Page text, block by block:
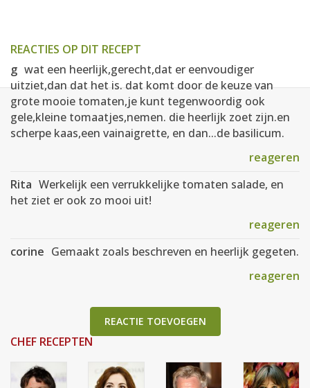
REACTIES OP DIT RECEPT
g wat een heerlijk,gerecht,dat er eenvoudiger
uitziet,dan dat het is. dat komt door de keuze van
grote mooie tomaten,je kunt tegenwoordig ook
gele,kleine tomaatjes,nemen. die heerlijk zoet zijn.en
scherpe kaas,een vainaigrette, en dan...de basilicum.
reageren
Rita Werkelijk een verrukkelijke tomaten salade, en
het ziet er ook zo mooi uit!
reageren
corine Gemaakt zoals beschreven en heerlijk gegeten.
reageren
REACTIE TOEVOEGEN
CHEF RECEPTEN